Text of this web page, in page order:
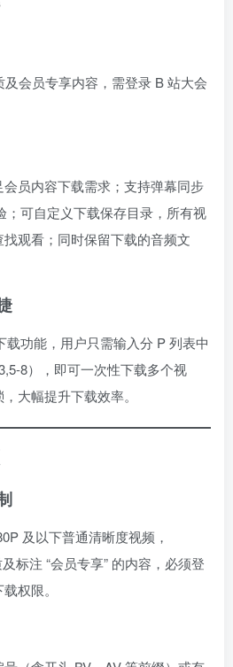
会员专享内容，需登录 B 站大会
员内容下载需求；支持弹幕同步
；可自定义下载保存目录，所有视
观看；同时保留下载的音频文
功能，用户只需输入分 P 列表中
8），即可一次性下载多个视
大幅提升下载效率。
及以下普通清晰度视频，
标注 “会员专享” 的内容，必须登
权限。